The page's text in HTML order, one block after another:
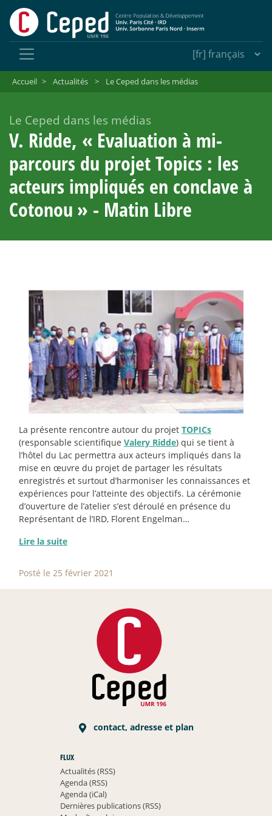
Accueil > Actualités > Le Ceped dans les médias
Le Ceped dans les médias
V. Ridde, « Evaluation à mi-
parcours du projet Topics : les
acteurs impliqués en conclave à
Cotonou » - Matin Libre
La présente rencontre autour du projet TOPICs
(responsable scientifique Valery Ridde) qui se tient à
l’hôtel du Lac permettra aux acteurs impliqués dans la
mise en œuvre du projet de partager les résultats
enregistrés et surtout d’harmoniser les connaissances et
expériences pour l’atteinte des objectifs. La cérémonie
d’ouverture de l’atelier s’est déroulé en présence du
Représentant de l’IRD, Florent Engelman…
Lire la suite
Posté le 25 février 2021
contact, adresse et plan
FLUX
Actualités (RSS)
Agenda (RSS)
Agenda (iCal)
Dernières publications (RSS)